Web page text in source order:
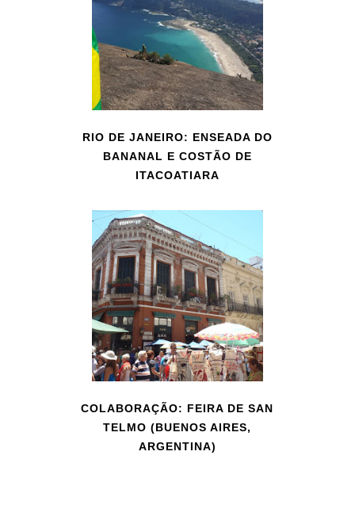
RIO DE JANEIRO: ENSEADA DO
BANANAL E COSTÃO DE
ITACOATIARA
COLABORAÇÃO: FEIRA DE SAN
TELMO (BUENOS AIRES,
ARGENTINA)